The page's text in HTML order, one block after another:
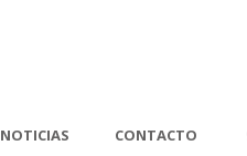
NOTICIAS CONTACTO